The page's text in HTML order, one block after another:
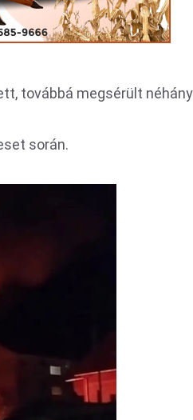
továbbá megsérült
során.